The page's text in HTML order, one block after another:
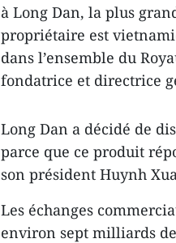
à Long Dan, la plus
propriétaire est
dans l’ensemble du
fondatrice et directrice
Long Dan a décidé de
parce que ce produit
son président Huynh
Les échanges
environ sept milliards